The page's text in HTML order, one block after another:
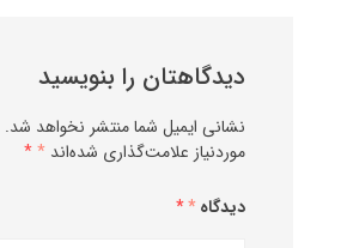
دیدگاهتان را بنویسید
نشانی ایمیل شما منتشر نخواهد شد.
موردنیاز علامت‌گذاری شده‌اند *
دیدگاه*